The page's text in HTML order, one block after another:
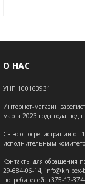
О НАС
УНП 100163931
Интернет-магазин
марта 2023 года года под
Св-во о госрегистрации
исполнительным
Контакты для обращения
29-684-06-14,
потребителей: +375-17-